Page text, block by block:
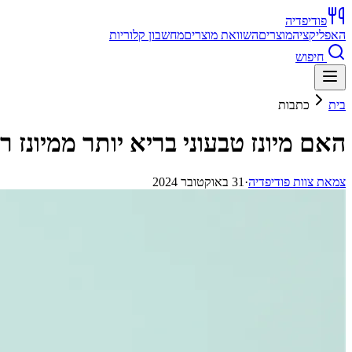
פודיפדיה
האפליקציהמוצריםהשוואת מוצריםמחשבון קלוריות
חיפוש
בית כתבות
האם מיונז טבעוני בריא יותר ממיונז
צמאת צוות פודיפדיה· 31 באוקטובר 2024